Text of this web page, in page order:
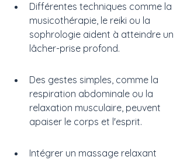
Différentes techniques comme la
musicothérapie, le reiki ou la
sophrologie aident à atteindre un
lâcher-prise profond.
Des gestes simples, comme la
respiration abdominale ou la
relaxation musculaire, peuvent
apaiser le corps et l'esprit.
Intégrer un massage relaxant